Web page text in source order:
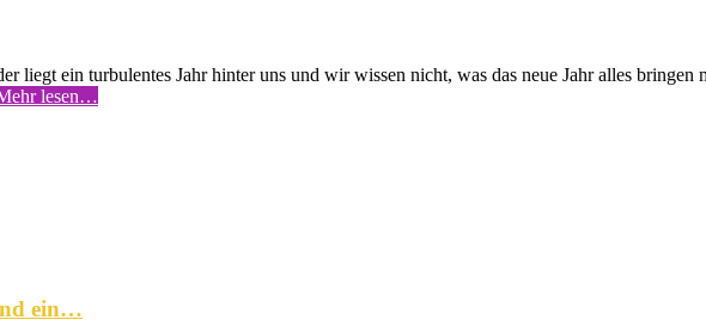
liegt ein turbulentes Jahr hinter uns und wir wissen nicht, was das neue Jahr alles
lesen…
ein…